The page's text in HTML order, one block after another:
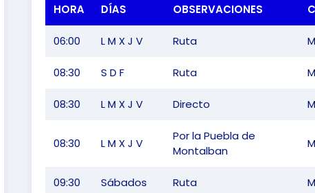
HORA DÍAS OBSERVACIONES
06:00 L M X J V Ruta
08:30 S D F Ruta
08:30 L M X J V Directo
08:30 L M X J V
Por la Puebla de
Montalban
09:30 Sábados Ruta